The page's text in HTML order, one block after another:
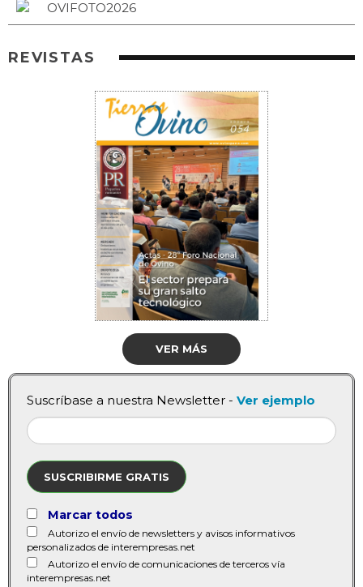
REVISTAS
VER MÁS
Suscríbase a nuestra Newsletter - Ver ejemplo
SUSCRIBIRME GRATIS
Marcar todos
Autorizo el envío de newsletters y avisos informativos
personalizados de interempresas.net
Autorizo el envío de comunicaciones de terceros vía
interempresas.net